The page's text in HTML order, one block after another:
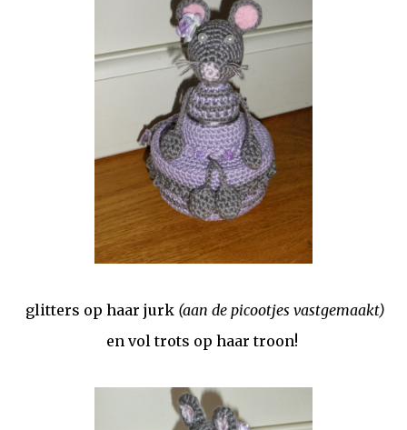
glitters op haar jurk (aan de picootjes vastgemaakt)
en vol trots op haar troon!